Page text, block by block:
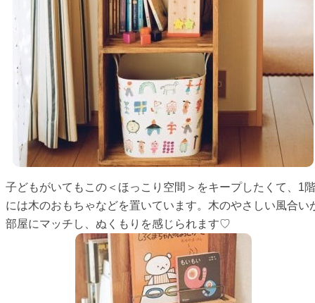
子どもがいてもこの＜ほっこり空間＞をキープしたくて、1階
には木のおもちゃなどを置いています。木のやさしい風合い
部屋にマッチし、ぬくもりを感じられます♡